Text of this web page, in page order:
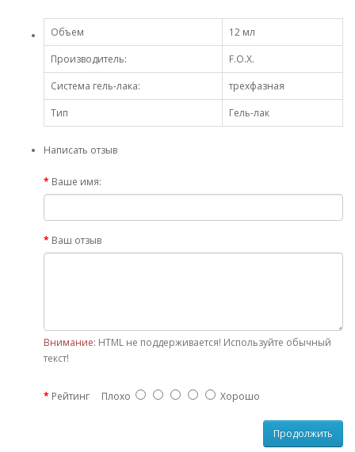
Объем
12 мл
Производитель:
F.O.X.
Система гель-лака:
трехфазная
Тип
Гель-лак
Написать отзыв
Ваше имя:
Ваш отзыв
Внимание: HTML не поддерживается! Используйте обычный
текст!
Рейтинг Плохо Хорошо
Продолжить